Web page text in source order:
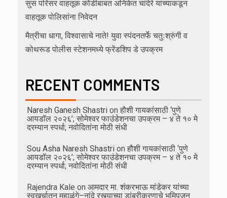
सुस परिसर वाहतूक कोंडीबाबत अनिकेत चांदेरे यांच्याकडून
वाहतूक पोलिसांना निवेदन
मैत्रीचा धागा, विश्वासाचे नाते! युवा स्पंदनतर्फे चतुःश्रुंगी व
कोथरूड पोलीस स्टेशनमध्ये फ्रेंडशिप डे उपक्रम
RECENT COMMENTS
Naresh Ganesh Shastri on हौशी गायकांसाठी ‘पुणे
आयडॉल २०२६’; सोमेश्वर फाउंडेशनचा उपक्रम – ४ ते १० मे
दरम्यान स्पर्धा; नवोदितांना मोठी संधी
Sou Asha Naresh Shastri on हौशी गायकांसाठी ‘पुणे
आयडॉल २०२६’; सोमेश्वर फाउंडेशनचा उपक्रम – ४ ते १० मे
दरम्यान स्पर्धा; नवोदितांना मोठी संधी
Rajendra Kale on आमदार मा. शंकरभाऊ मांडेकर यांच्या
स्वखर्चातून महाळुंगे–नांदे रस्त्याच्या डांबरीकरणाचे भूमिपूजन